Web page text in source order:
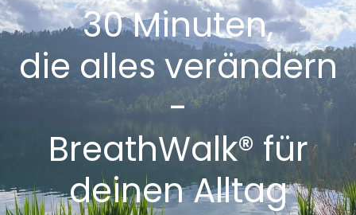
30 Minuten,
die alles verändern
-
BreathWalk® für
deinen Alltag